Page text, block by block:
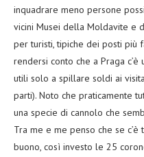
inquadrare meno persone
vicini Musei della Moldavite e
per turisti, tipiche dei posti più
rendersi conto che a Praga
utili solo a spillare soldi ai
parti). Noto che praticamente
una specie di cannolo che
Tra me e me penso che se
buono, così investo le 25